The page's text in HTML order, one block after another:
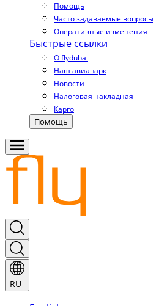
Помощь
Часто задаваемые вопросы
Оперативные изменения
Быстрые ссылки
О flydubai
Наш авиапарк
Новости
Налоговая накладная
Карго
Помощь
RU